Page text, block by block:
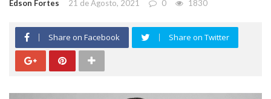
Edson Fortes 21 de Agosto, 2021 0 1830
Share on Facebook Share on Twitter